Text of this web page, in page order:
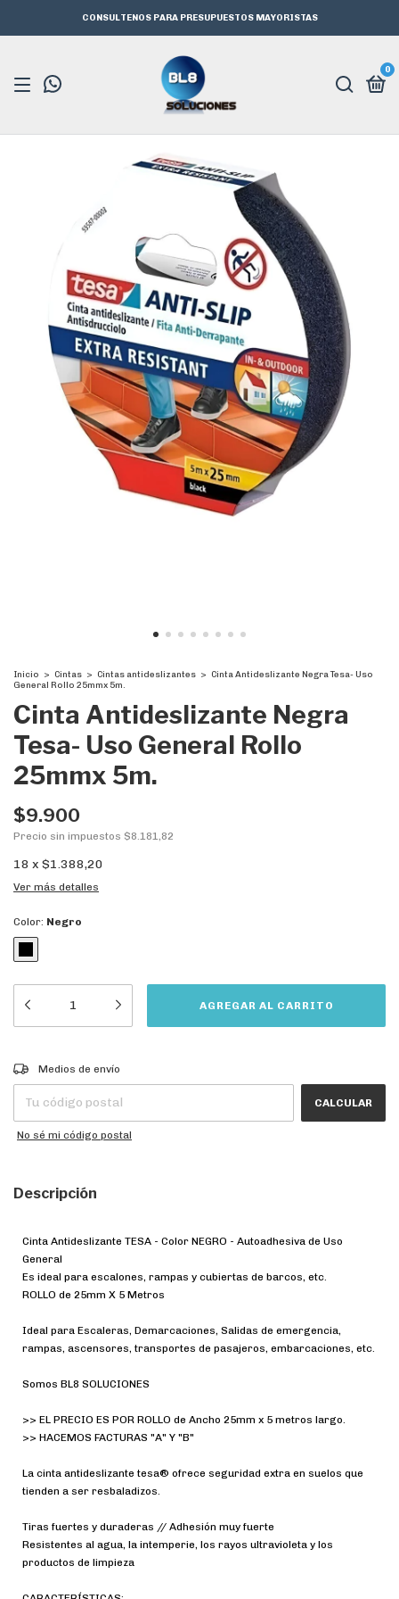
CONSULTENOS PARA PRESUPUESTOS MAYORISTAS
0
Inicio > Cintas > Cintas antideslizantes > Cinta Antideslizante Negra Tesa- Uso
General Rollo 25mmx 5m.
Cinta Antideslizante Negra
Tesa- Uso General Rollo
25mmx 5m.
$9.900
Precio sin impuestos $8.181,82
18 x $1.388,20
Ver más detalles
Color: Negro
Entregas para el CP:
Medios de envío
CALCULAR
No sé mi código postal
Descripción
Cinta Antideslizante TESA - Color NEGRO - Autoadhesiva de Uso
General
Es ideal para escalones, rampas y cubiertas de barcos, etc.
ROLLO de 25mm X 5 Metros
Ideal para Escaleras, Demarcaciones, Salidas de emergencia,
rampas, ascensores, transportes de pasajeros, embarcaciones, etc.
Somos BL8 SOLUCIONES
>> EL PRECIO ES POR ROLLO de Ancho 25mm x 5 metros largo.
>> HACEMOS FACTURAS "A" Y "B"
La cinta antideslizante tesa® ofrece seguridad extra en suelos que
tienden a ser resbaladizos.
Tiras fuertes y duraderas // Adhesión muy fuerte
Resistentes al agua, la intemperie, los rayos ultravioleta y los
productos de limpieza